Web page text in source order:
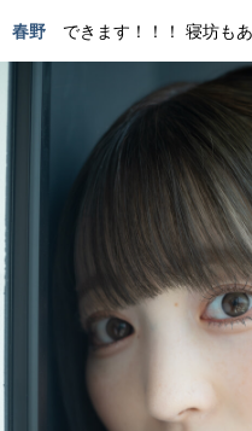
春野 できます！！！ 寝坊もあ